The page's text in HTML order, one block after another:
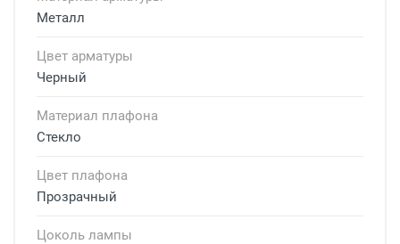
Металл
Цвет арматуры
Черный
Материал плафона
Стекло
Цвет плафона
Прозрачный
Цоколь лампы